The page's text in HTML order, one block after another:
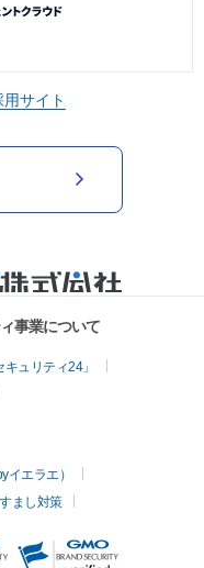
用サイト
事業について
ュリティ24」
エラエ）
まし対策